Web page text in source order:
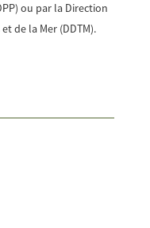
ou par la Direction
de la Mer (DDTM).